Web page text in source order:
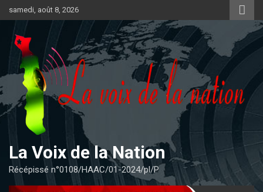
au
contenu
samedi, août 8, 2026
La Voix de la Nation
Récépissé n°0108/HAAC/01-2024/pl/P